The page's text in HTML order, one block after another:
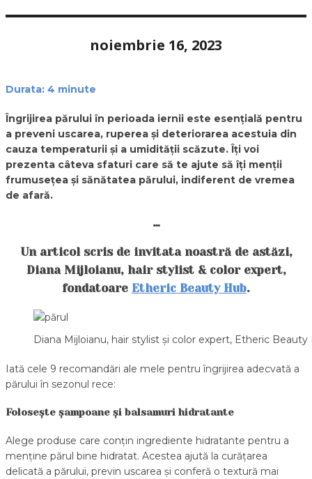
noiembrie 16, 2023
Durata: 4 minute
Îngrijirea părului în perioada iernii este esențială pentru
a preveni uscarea, ruperea și deteriorarea acestuia din
cauza temperaturii și a umidității scăzute. Îți voi
prezenta câteva sfaturi care să te ajute să îți menții
frumusețea și sănătatea părului, indiferent de vremea
de afară.
…
Un articol scris de invitata noastră de astăzi,
Diana Mijloianu, hair stylist & color expert,
fondatoare Etheric Beauty Hub.
Diana Mijloianu, hair stylist și color expert, Etheric Beauty
Iată cele 9 recomandări ale mele pentru îngrijirea adecvată a
părului în sezonul rece:
Folosește șampoane și balsamuri hidratante
Alege produse care conțin ingrediente hidratante pentru a
menține părul bine hidratat. Acestea ajută la curățarea
delicată a părului, previn uscarea și conferă o textură mai